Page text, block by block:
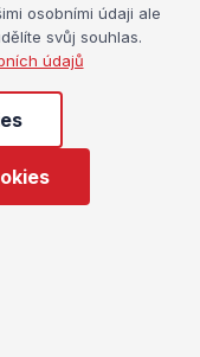
pedagog
osobními údaji ale
svůj souhlas.
údajů